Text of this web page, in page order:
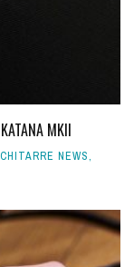
MKII
CHITARRE NEWS,